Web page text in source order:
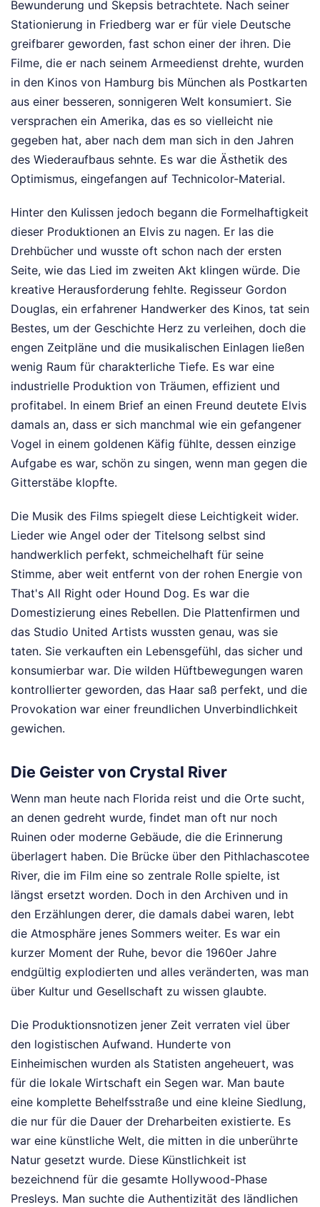
Bewunderung und Skepsis betrachtete. Nach seiner
Stationierung in Friedberg war er für viele Deutsche
greifbarer geworden, fast schon einer der ihren. Die
Filme, die er nach seinem Armeedienst drehte, wurden
in den Kinos von Hamburg bis München als Postkarten
aus einer besseren, sonnigeren Welt konsumiert. Sie
versprachen ein Amerika, das es so vielleicht nie
gegeben hat, aber nach dem man sich in den Jahren
des Wiederaufbaus sehnte. Es war die Ästhetik des
Optimismus, eingefangen auf Technicolor-Material.
Hinter den Kulissen jedoch begann die Formelhaftigkeit
dieser Produktionen an Elvis zu nagen. Er las die
Drehbücher und wusste oft schon nach der ersten
Seite, wie das Lied im zweiten Akt klingen würde. Die
kreative Herausforderung fehlte. Regisseur Gordon
Douglas, ein erfahrener Handwerker des Kinos, tat sein
Bestes, um der Geschichte Herz zu verleihen, doch die
engen Zeitpläne und die musikalischen Einlagen ließen
wenig Raum für charakterliche Tiefe. Es war eine
industrielle Produktion von Träumen, effizient und
profitabel. In einem Brief an einen Freund deutete Elvis
damals an, dass er sich manchmal wie ein gefangener
Vogel in einem goldenen Käfig fühlte, dessen einzige
Aufgabe es war, schön zu singen, wenn man gegen die
Gitterstäbe klopfte.
Die Musik des Films spiegelt diese Leichtigkeit wider.
Lieder wie Angel oder der Titelsong selbst sind
handwerklich perfekt, schmeichelhaft für seine
Stimme, aber weit entfernt von der rohen Energie von
That's All Right oder Hound Dog. Es war die
Domestizierung eines Rebellen. Die Plattenfirmen und
das Studio United Artists wussten genau, was sie
taten. Sie verkauften ein Lebensgefühl, das sicher und
konsumierbar war. Die wilden Hüftbewegungen waren
kontrollierter geworden, das Haar saß perfekt, und die
Provokation war einer freundlichen Unverbindlichkeit
gewichen.
Die Geister von Crystal River
Wenn man heute nach Florida reist und die Orte sucht,
an denen gedreht wurde, findet man oft nur noch
Ruinen oder moderne Gebäude, die die Erinnerung
überlagert haben. Die Brücke über den Pithlachascotee
River, die im Film eine so zentrale Rolle spielte, ist
längst ersetzt worden. Doch in den Archiven und in
den Erzählungen derer, die damals dabei waren, lebt
die Atmosphäre jenes Sommers weiter. Es war ein
kurzer Moment der Ruhe, bevor die 1960er Jahre
endgültig explodierten und alles veränderten, was man
über Kultur und Gesellschaft zu wissen glaubte.
Die Produktionsnotizen jener Zeit verraten viel über
den logistischen Aufwand. Hunderte von
Einheimischen wurden als Statisten angeheuert, was
für die lokale Wirtschaft ein Segen war. Man baute
eine komplette Behelfsstraße und eine kleine Siedlung,
die nur für die Dauer der Dreharbeiten existierte. Es
war eine künstliche Welt, die mitten in die unberührte
Natur gesetzt wurde. Diese Künstlichkeit ist
bezeichnend für die gesamte Hollywood-Phase
Presleys. Man suchte die Authentizität des ländlichen